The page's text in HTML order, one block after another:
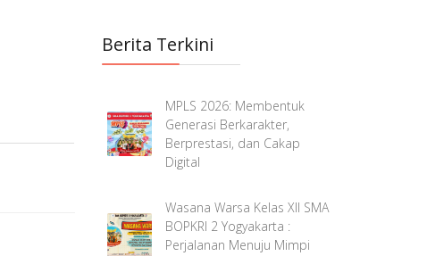
Berita Terkini
MPLS 2026: Membentuk
Generasi Berkarakter,
Berprestasi, dan Cakap
Digital
Wasana Warsa Kelas XII SMA
BOPKRI 2 Yogyakarta :
Perjalanan Menuju Mimpi